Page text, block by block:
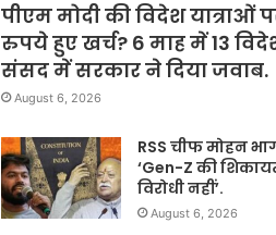
पीएम मोदी की विदेश यात्राओं
रुपये हुए खर्च? 6 माह में 13
संसद में सरकार ने दिया जवाब.
August 6, 2026
RSS चीफ मोहन
‘Gen-Z की
विरोधी नहीं’.
August 6, 2026